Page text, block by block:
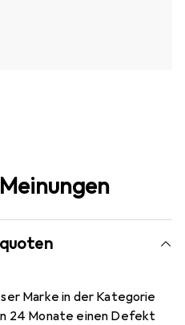
Marke in der Kategorie
24 Monate einen Defekt